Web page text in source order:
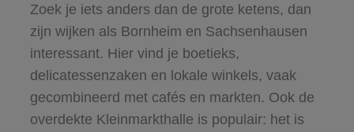
Zoek je iets anders dan de grote ketens, dan
zijn wijken als Bornheim en Sachsenhausen
interessant. Hier vind je boetieks,
delicatessenzaken en lokale winkels, vaak
gecombineerd met cafés en markten. Ook de
overdekte Kleinmarkthalle is populair: het is